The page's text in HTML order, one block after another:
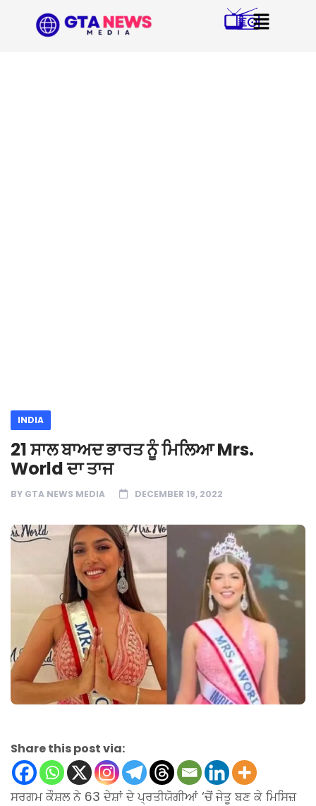
INDIA
21 ਸਾਲ ਬਾਅਦ ਭਾਰਤ ਨੂੰ ਮਿਲਿਆ Mrs.
World ਦਾ ਤਾਜ
BY GTA NEWS MEDIA DECEMBER 19, 2022
Share this post via:
ਸਰਗਮ ਕੌਸ਼ਲ ਨੇ 63 ਦੇਸ਼ਾਂ ਦੇ ਪ੍ਰਤੀਯੋਗੀਆਂ ‘ਚੋਂ ਜੇਤੂ ਬਣ ਕੇ ਮਿਸਿਜ਼